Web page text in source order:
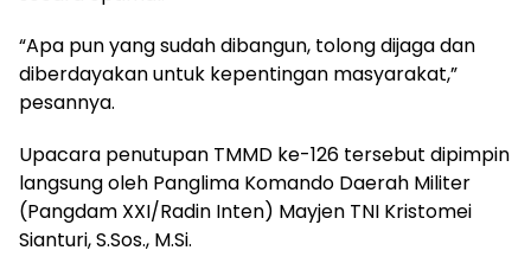
“Apa pun yang sudah dibangun, tolong dijaga dan
diberdayakan untuk kepentingan masyarakat,”
pesannya.
Upacara penutupan TMMD ke-126 tersebut dipimpin
langsung oleh Panglima Komando Daerah Militer
(Pangdam XXI/Radin Inten) Mayjen TNI Kristomei
Sianturi, S.Sos., M.Si.